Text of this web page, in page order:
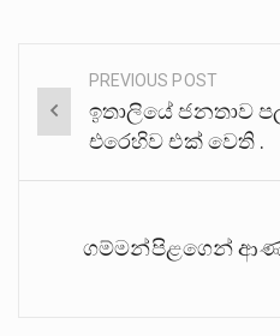
Post
navigation
PREVIOUS POST
ඉතාලියේ ජනතාව
එරෙහිව එක් වෙති .
ගම්මන්පිළගෙන්